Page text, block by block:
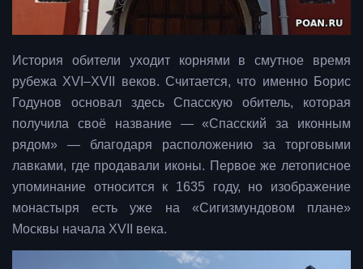
История обители уходит корнями в смутное время
рубежа XVI–XVII веков. Считается, что именно Борис
Годунов основал здесь Спасскую обитель, которая
получила своё название — «Спасский за иконным
рядом» — благодаря расположению за торговыми
лавками, где продавали иконы. Первое же летописное
упоминание относится к 1635 году, но изображение
монастыря есть уже на «Сигизмундовом плане»
Москвы начала XVII века.